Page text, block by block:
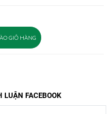
GIỎ HÀNG
LUẬN FACEBOOK